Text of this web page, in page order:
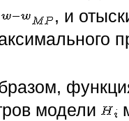
, и
модели